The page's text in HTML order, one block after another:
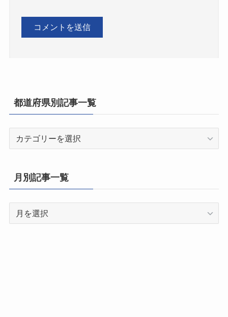
都道府県別記事一覧
県
別
一
月別記事一覧